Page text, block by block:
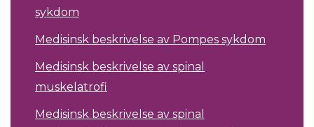
sykdom
Medisinsk beskrivelse av Pompes sykdom
Medisinsk beskrivelse av spinal
muskelatrofi
Medisinsk beskrivelse av spinal